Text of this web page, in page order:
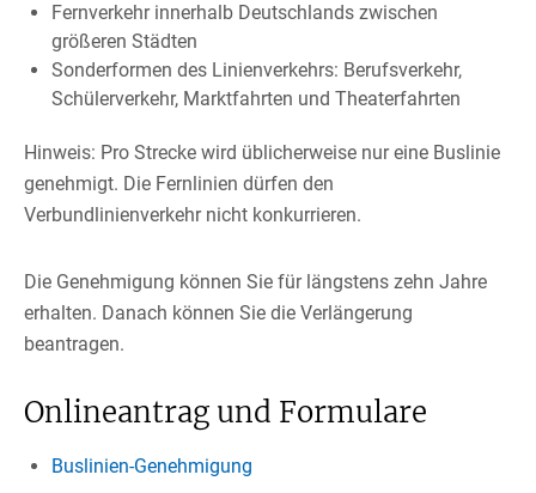
Fernverkehr innerhalb Deutschlands zwischen
größeren Städten
Sonderformen des Linienverkehrs: Berufsverkehr,
Schülerverkehr, Marktfahrten und Theaterfahrten
Hinweis: Pro Strecke wird üblicherweise nur eine Buslinie
genehmigt. Die Fernlinien dürfen den
Verbundlinienverkehr nicht konkurrieren.
Die Genehmigung können Sie für längstens zehn Jahre
erhalten. Danach können Sie die Verlängerung
beantragen.
Onlineantrag und Formulare
Buslinien-Genehmigung